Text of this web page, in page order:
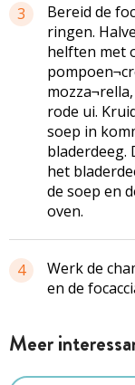
3
Bereid de
ringen.
helften met
rode ui.
soep in
bladerdeeg.
het
de soep en
oven.
4
Werk de
en de
Meer